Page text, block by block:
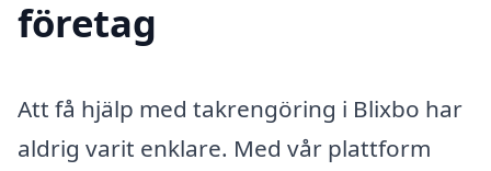
företag
Att få hjälp med takrengöring i Blixbo har
aldrig varit enklare. Med vår plattform